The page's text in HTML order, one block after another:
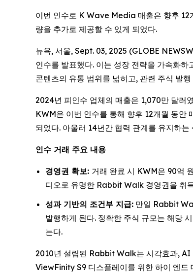
이번 인수로 K Wave Media 매출은 향후 12
량을 추가로 제공할 수 있게 되었다.
뉴욕, 서울, Sept. 03, 2025 (GLOBE
인수를 발표했다. 이는 성장 전략을 가속화
콘텐츠의 유통 범위를 넓히고, 관련 주식 발
2024년 피인수 업체의 매출은 1,070만 달러
KWM은 이번 인수를 통해 향후 12개월 동안
되었다. 아울러 14년간 협력 관계를 유지하는
인수 거래 주요 내용
경영권 확보: 거래 완료 시 KWM은 90억
디오로 유명한 Rabbit Walk 경영권을 취
성과 기반의 조건부 지급: 만일 Rabbit
발행하게 된다. 정확한 주식 규모는 해당
는다.
2010년 설립된 Rabbit Walk는 시각효과, AI
ViewFinity S9 디스플레이를 위한 하이 엔